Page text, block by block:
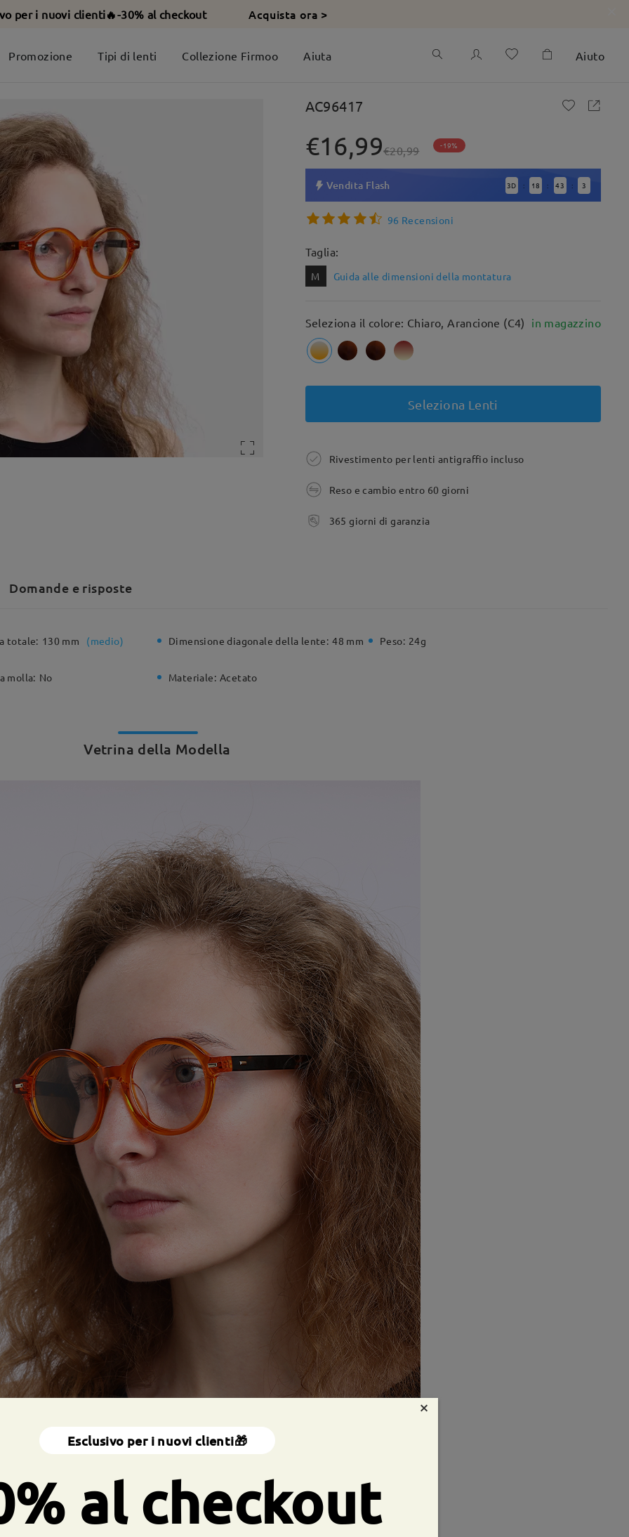
per i nuovi clienti🔥-30% al checkout Acquista ora >
Promozione Tipi di lenti Collezione Firmoo Aiuta Aiuto
AC96417
€16,99€20,99 -19%
Vendita Flash 3D : 18 : 43 : 1
96 Recensioni
Taglia:
M Guida alle dimensioni della montatura
Seleziona il colore: Chiaro, Arancione (C4) in magazzino
Seleziona Lenti
Rivestimento per lenti antigraffio incluso
Reso e cambio entro 60 giorni
365 giorni di garanzia
Domande e risposte
totale: 130 mm (medio) Dimensione diagonale della lente: 48 mm Peso: 24g
molla: No Materiale: Acetato
Vetrina della Modella
×
Esclusivo per i nuovi clienti🎁
al checkout